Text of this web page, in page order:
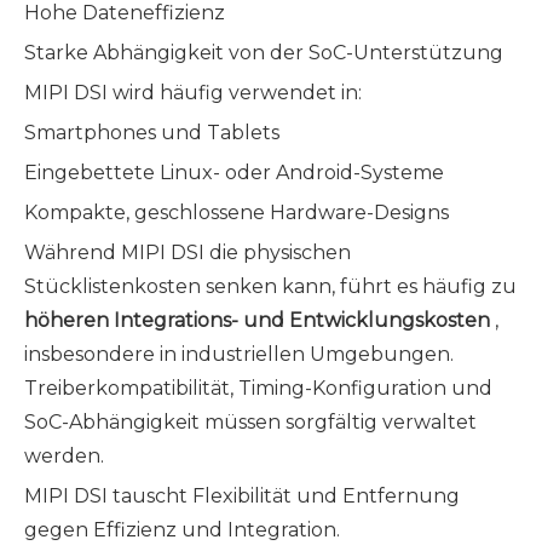
Hohe Dateneffizienz
Starke Abhängigkeit von der SoC-Unterstützung
MIPI DSI wird häufig verwendet in:
Smartphones und Tablets
Eingebettete Linux- oder Android-Systeme
Kompakte, geschlossene Hardware-Designs
Während MIPI DSI die physischen
Stücklistenkosten senken kann, führt es häufig zu
höheren Integrations- und Entwicklungskosten ,
insbesondere in industriellen Umgebungen.
Treiberkompatibilität, Timing-Konfiguration und
SoC-Abhängigkeit müssen sorgfältig verwaltet
werden.
MIPI DSI tauscht Flexibilität und Entfernung
gegen Effizienz und Integration.